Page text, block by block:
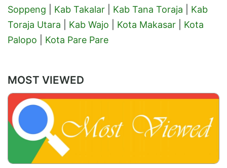
Soppeng
Kab Takalar Kab Tana Toraja
Kab
Toraja Utara
Kab Wajo Kota Makasar
Kota
Palopo
Kota Pare Pare
MOST VIEWED